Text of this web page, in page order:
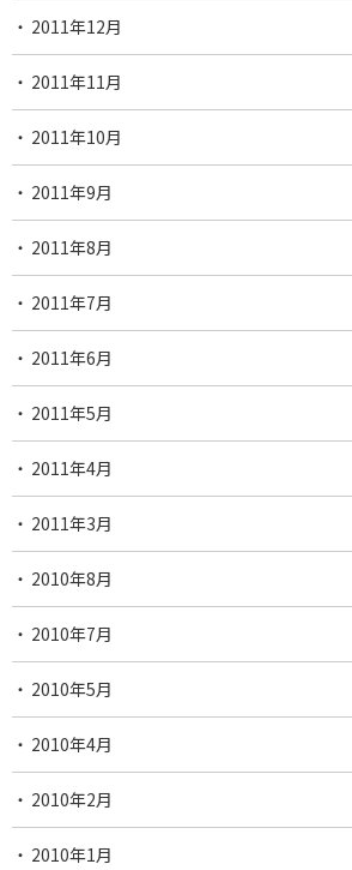
2011年12月
2011年11月
2011年10月
2011年9月
2011年8月
2011年7月
2011年6月
2011年5月
2011年4月
2011年3月
2010年8月
2010年7月
2010年5月
2010年4月
2010年2月
2010年1月